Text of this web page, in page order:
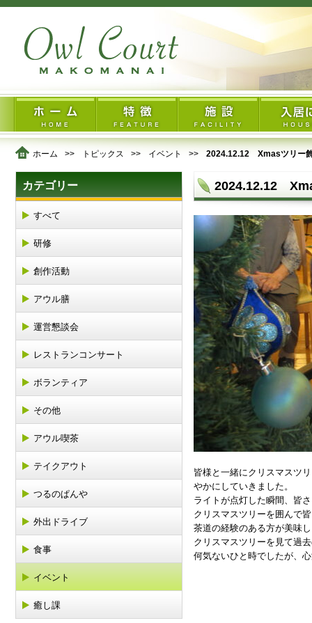
ホーム トピックス イベント 2024.12.12 Xmasツリー
カテゴリー
すべて
研修
創作活動
アウル膳
運営懇談会
レストランコンサート
ボランティア
その他
アウル喫茶
テイクアウト
つるのぱんや
外出ドライブ
食事
イベント
癒し課
2024.12.12
皆様と一緒にクリスマスツ
やかにしていきました。
ライトが点灯した瞬間、皆
クリスマスツリーを囲んで
茶道の経験のある方が美味
クリスマスツリーを見て過
何気ないひと時でしたが、